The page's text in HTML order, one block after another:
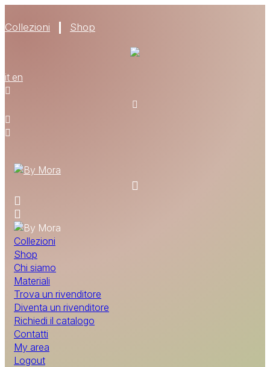
Collezioni Shop
it en
Collezioni
Shop
Chi siamo
Materiali
Trova un rivenditore
Diventa un rivenditore
Richiedi il catalogo
Contatti
My area
Logout
TROVA UN RIVENDITORE
CONTATTI